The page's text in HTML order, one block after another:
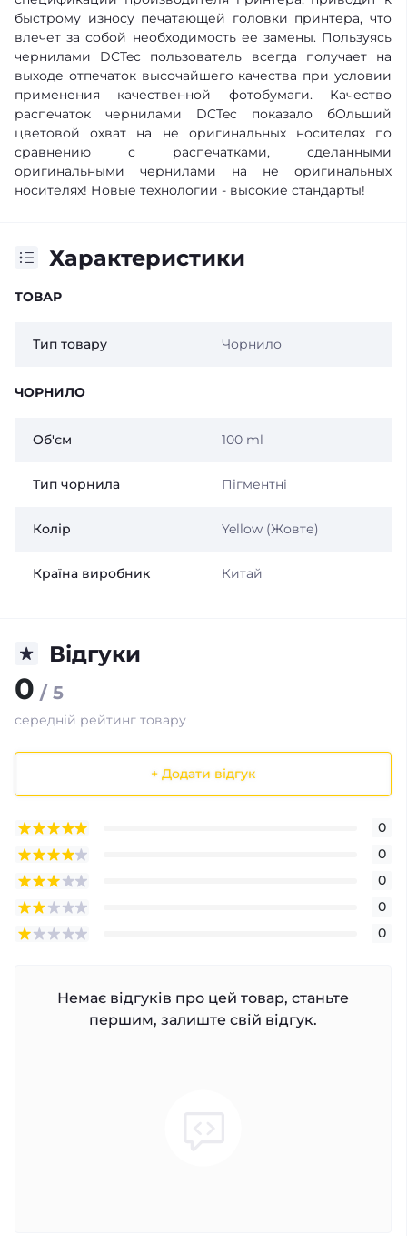
быстрому износу печатающей головки принтера, что
влечет за собой необходимость ее замены. Пользуясь
чернилами DCTec пользователь всегда получает на
выходе отпечаток высочайшего качества при условии
применения качественной фотобумаги. Качество
распечаток чернилами DCTec показало бОльший
цветовой охват на не оригинальных носителях по
сравнению с распечатками, сделанными
оригинальными чернилами на не оригинальных
носителях! Новые технологии - высокие стандарты!
Характеристики
ТОВАР
Тип товару Чорнило
ЧОРНИЛО
Об'єм 100 ml
Тип чорнила Пігментні
Колір Yellow (Жовте)
Країна виробник Китай
Відгуки
0 / 5
середній рейтинг товару
+ Додати відгук
0
0
0
0
0
Немає відгуків про цей товар, станьте
першим, залиште свій відгук.